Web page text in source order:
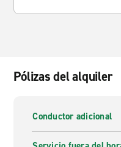
Pólizas del alquiler
Conductor adicional